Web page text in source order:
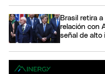
Brasil retira
relación con
señal de alto